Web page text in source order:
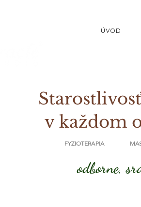
ÚVOD
v každom
FYZIOTERAPIA
odborne,